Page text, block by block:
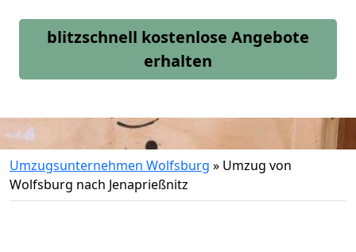
blitzschnell kostenlose Angebote
erhalten
Umzugsunternehmen Wolfsburg » Umzug von
Wolfsburg nach Jenaprießnitz